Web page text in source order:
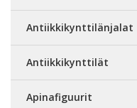
Antiikkikynttilänjalat
Antiikkikynttilät
Apinafiguurit